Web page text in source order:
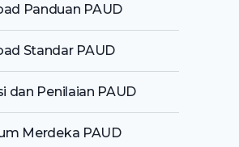
Panduan PAUD
Standar PAUD
dan Penilaian PAUD
Merdeka PAUD